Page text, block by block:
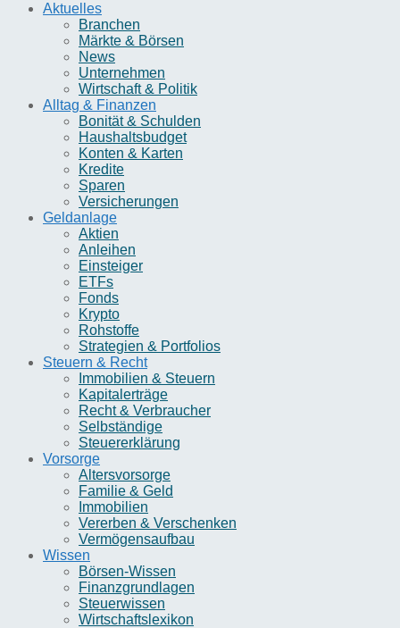
Aktuelles
Branchen
Märkte & Börsen
News
Unternehmen
Wirtschaft & Politik
Alltag & Finanzen
Bonität & Schulden
Haushaltsbudget
Konten & Karten
Kredite
Sparen
Versicherungen
Geldanlage
Aktien
Anleihen
Einsteiger
ETFs
Fonds
Krypto
Rohstoffe
Strategien & Portfolios
Steuern & Recht
Immobilien & Steuern
Kapitalerträge
Recht & Verbraucher
Selbständige
Steuererklärung
Vorsorge
Altersvorsorge
Familie & Geld
Immobilien
Vererben & Verschenken
Vermögensaufbau
Wissen
Börsen-Wissen
Finanzgrundlagen
Steuerwissen
Wirtschaftslexikon